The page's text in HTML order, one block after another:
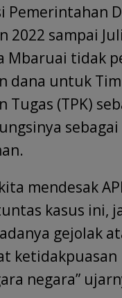
Pemerintahan
2022 sampai
Mbaruai tidak
dana untuk Tim
Tugas (TPK)
sebagai
mendesak
kasus ini,
gejolak
ketidakpuasan
negara”